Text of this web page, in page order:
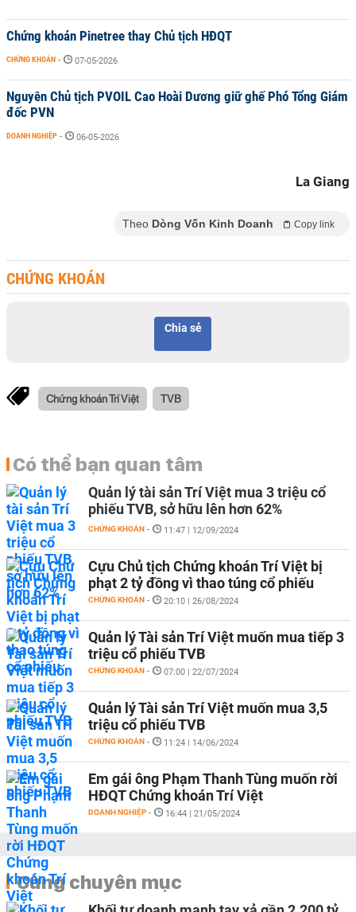
Chứng khoán Pinetree thay Chủ tịch HĐQT
CHỨNG KHOÁN - 07-05-2026
Nguyên Chủ tịch PVOIL Cao Hoài Dương giữ ghế Phó Tổng Giám
đốc PVN
DOANH NGHIỆP - 06-05-2026
La Giang
Theo Dòng Vốn Kinh Doanh Copy link
CHỨNG KHOÁN
Chia sẻ
Chứng khoán Trí Việt TVB
Có thể bạn quan tâm
Quản lý tài sản Trí Việt mua 3 triệu cổ
phiếu TVB, sở hữu lên hơn 62%
CHỨNG KHOÁN - 11:47 | 12/09/2024
Cựu Chủ tịch Chứng khoán Trí Việt bị
phạt 2 tỷ đồng vì thao túng cổ phiếu
CHỨNG KHOÁN - 20:10 | 26/08/2024
Quản lý Tài sản Trí Việt muốn mua tiếp 3
triệu cổ phiếu TVB
CHỨNG KHOÁN - 07:00 | 22/07/2024
Quản lý Tài sản Trí Việt muốn mua 3,5
triệu cổ phiếu TVB
CHỨNG KHOÁN - 11:24 | 14/06/2024
Em gái ông Phạm Thanh Tùng muốn rời
HĐQT Chứng khoán Trí Việt
DOANH NGHIỆP - 16:44 | 21/05/2024
Cùng chuyên mục